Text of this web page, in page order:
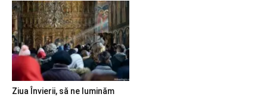
Ziua Învierii, să ne luminăm